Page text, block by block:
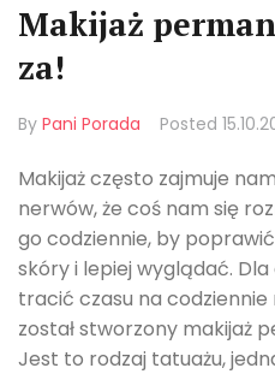
Makijaż
za!
By Pani Porada Posted
Makijaż często zajmuje
nerwów, że coś nam się
go codziennie, by
skóry i lepiej wyglądać.
tracić czasu na
został stworzony makijaż
Jest to rodzaj tatuażu,